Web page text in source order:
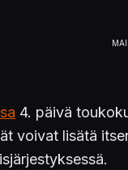
4. päivä
voivat lisätä